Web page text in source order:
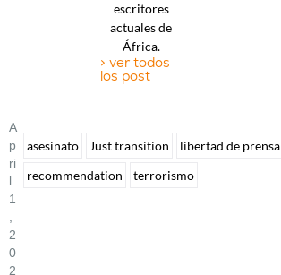
escritores
actuales de
África.
> ver todos
los post
A
P
Ri
L
1
2
0
2
asesinato Just transition
libertad de prensa
recommendation
terrorismo